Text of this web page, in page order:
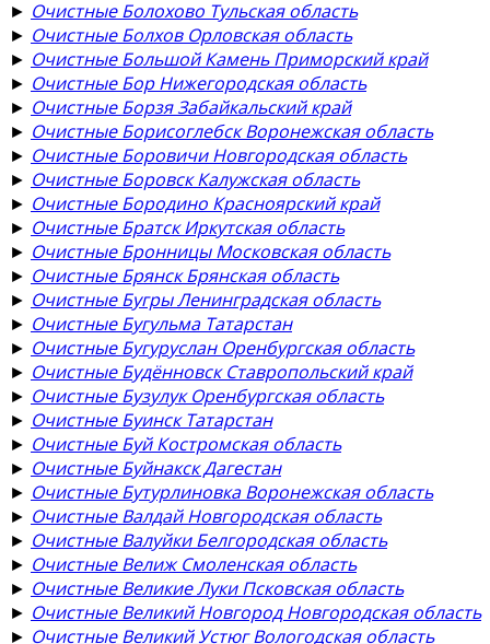
► Очистные Болохово Тульская область
► Очистные Болхов Орловская область
► Очистные Большой Камень Приморский край
► Очистные Бор Нижегородская область
► Очистные Борзя Забайкальский край
► Очистные Борисоглебск Воронежская область
► Очистные Боровичи Новгородская область
► Очистные Боровск Калужская область
► Очистные Бородино Красноярский край
► Очистные Братск Иркутская область
► Очистные Бронницы Московская область
► Очистные Брянск Брянская область
► Очистные Бугры Ленинградская область
► Очистные Бугульма Татарстан
► Очистные Бугуруслан Оренбургская область
► Очистные Будённовск Ставропольский край
► Очистные Бузулук Оренбургская область
► Очистные Буинск Татарстан
► Очистные Буй Костромская область
► Очистные Буйнакск Дагестан
► Очистные Бутурлиновка Воронежская область
► Очистные Валдай Новгородская область
► Очистные Валуйки Белгородская область
► Очистные Велиж Смоленская область
► Очистные Великие Луки Псковская область
► Очистные Великий Новгород Новгородская область
► Очистные Великий Устюг Вологодская область